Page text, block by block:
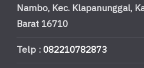
Nambo, Kec. Klapanunggal,
Barat 16710
Telp :082210782873